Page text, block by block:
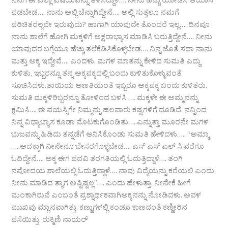
ಪಡಬೇಡ…. ನಾನು ಅಲ್ಲಿ ಚೆನ್ನಾಗಿದ್ದೇನೆ…. ಅಲ್ಲಿ ಸುತ್ತಲೂ ನಮಗೆ
ಪರಿಚಿತರಲ್ಲವೇ ಇರುವುದು? ಹಾಗಾಗಿ ಯಾವುದೇ ತೊಂದರೆ ಇಲ್ಲ…. ದಿನವೂ
ನಾನು ಶಾಲೆಗೆ ಹೋಗಿ ಮಕ್ಕಳಿಗೆ ಅಕ್ಷರಾಭ್ಯಾಸ ಮಾಡಿಸಿ ಬರುತ್ತಿದ್ದೇನೆ…. ನೀನು
ಯಾವುದರ ಬಗ್ಗೆಯೂ ಹೆಚ್ಚು ತಲೆಕೆಡಿಸಿಕೊಳ್ಳಬೇಡ…. ನಿನ್ನ ಜೊತೆ ಸದಾ ನಾನು
ಮತ್ತು ಅಕ್ಕ ಇದ್ದೇವೆ…. ಎಂದಳು. ಮಗಳ ಮಾತನ್ನು ಕೇಳಿದ ಸುಮತಿ ಎದ್ದು
ಕುಳಿತು, ಇಬ್ಬರನ್ನೂ ತನ್ನ ಅಕ್ಕಪಕ್ಕದಲ್ಲಿ ಬಂದು ಕುಳಿತುಕೊಳ್ಳುವಂತೆ
ಸೂಚಿಸಿದಳು.ತಾಯಿಯ ಅಣತಿಯಂತೆ ಇಬ್ಬರೂ ಅಕ್ಕಪಕ್ಕ ಬಂದು ಕುಳಿತರು.
ಸುಮತಿ ಮಕ್ಕಳಿರಿಬ್ಬರನ್ನೂ ತೋಳಿಂದ ಬಳಸಿ …. ಮಕ್ಕಳೇ ಈ ಅಮ್ಮನನ್ನು
ಕ್ಷಮಿಸಿ…. ಈ ವಯಸ್ಸಿಗೇ ನಿಮ್ಮನ್ನು ಹಲವಾರು ಕಷ್ಟಗಳಿಗೆ ದೂಡಿದೆ.‌ ನನ್ನಿಂದ
ನಿನ್ನ ವಿಧ್ಯಾಭ್ಯಾಸ ಕೂಡಾ ಮೊಟಕುಗೊಂಡಿತು…..ಎನ್ನುತ್ತಾ ಮೂರನೇ ಮಗಳ
ಭುಜವನ್ನು ಹಿಡಿದು ತನ್ನಡೆಗೆ ಆನಿಸಿಕೊಂಡು ಸುಮತಿ ಹೇಳಿದಳು….. “ಅಮ್ಮಾ
…..ಅದಕ್ಕಾಗಿ ನೀನೇನೂ ಬೇಸರಗೊಳ್ಳಬೇಡ…. ಎಸ್ ಎಸ್ ಎಲ್ ಸಿ ವರೆಗೂ
ಓದಿದ್ದೇನೆ…. ಅಕ್ಕ ಈಗ ಪದವಿ ತರಗತಿಯಲ್ಲಿ ಓದುತ್ತಿದ್ದಾಳೆ…. ತಂಗಿ
ನವೋದಯ ಶಾಲೆಯಲ್ಲಿ ಓದುತ್ತಿದ್ದಾಳೆ…. ನಾವು ವಿದ್ಯೆಯನ್ನು ಕರೆಯಲಿ ಎಂದು
ನೀನು ಮಾಡಿದ ತ್ಯಾಗ ಅಷ್ಟಿಷ್ಟಲ್ಲ”…. ಎಂದು ಹೇಳುತ್ತಾ, ನೀನೇಕೆ ಹೀಗೆ
ಮಂಕಾಗಿರುವೆ ಎಂಬಂತೆ ಪ್ರಶ್ನಾರ್ಥಕವಾಗಿಅಕ್ಕನನ್ನು ನೋಡಿದಳು. ಅವಳ
ಮುಖವು ಮ್ಲಾನವಾಗಿತ್ತು. ಕಣ್ಣುಗಳಲ್ಲಿ ಕಂಡೂ ಕಾಣದಂತೆ ಕಣ್ಣೀರಿನ
ಪಸೆಯಿತ್ತು. ರುಕ್ಮಿಣಿ ನಾಯರ್